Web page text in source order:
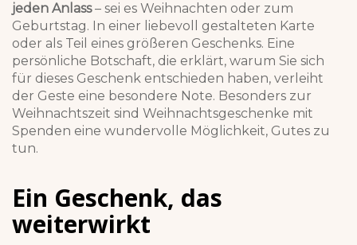
jeden Anlass– sei es Weihnachten oder zum
Geburtstag. In einer liebevoll gestalteten Karte
oder als Teil eines größeren Geschenks. Eine
persönliche Botschaft, die erklärt, warum Sie sich
für dieses Geschenk entschieden haben, verleiht
der Geste eine besondere Note. Besonders zur
Weihnachtszeit sind Weihnachtsgeschenke mit
Spenden eine wundervolle Möglichkeit, Gutes zu
tun.
Ein Geschenk, das
weiterwirkt